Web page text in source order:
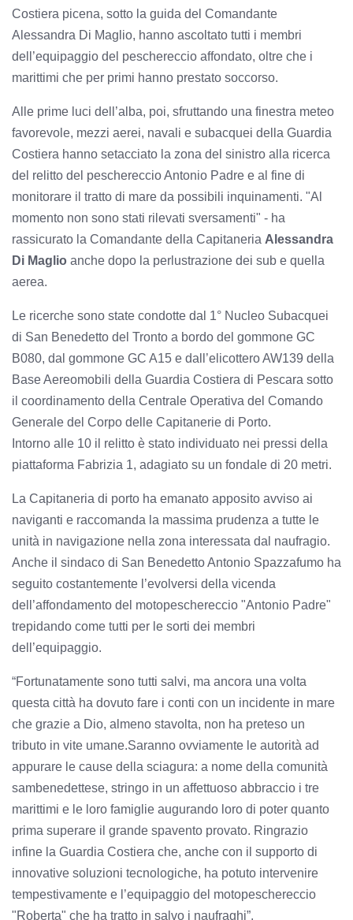
Costiera picena, sotto la guida del Comandante
Alessandra Di Maglio, hanno ascoltato tutti i membri
dell’equipaggio del peschereccio affondato, oltre che i
marittimi che per primi hanno prestato soccorso.
Alle prime luci dell’alba, poi, sfruttando una finestra meteo
favorevole, mezzi aerei, navali e subacquei della Guardia
Costiera hanno setacciato la zona del sinistro alla ricerca
del relitto del peschereccio Antonio Padre e al fine di
monitorare il tratto di mare da possibili inquinamenti. "Al
momento non sono stati rilevati sversamenti" - ha
rassicurato la Comandante della Capitaneria Alessandra
Di Maglio anche dopo la perlustrazione dei sub e quella
aerea.
Le ricerche sono state condotte dal 1° Nucleo Subacquei
di San Benedetto del Tronto a bordo del gommone GC
B080, dal gommone GC A15 e dall’elicottero AW139 della
Base Aereomobili della Guardia Costiera di Pescara sotto
il coordinamento della Centrale Operativa del Comando
Generale del Corpo delle Capitanerie di Porto.
Intorno alle 10 il relitto è stato individuato nei pressi della
piattaforma Fabrizia 1, adagiato su un fondale di 20 metri.
La Capitaneria di porto ha emanato apposito avviso ai
naviganti e raccomanda la massima prudenza a tutte le
unità in navigazione nella zona interessata dal naufragio.
Anche il sindaco di San Benedetto Antonio Spazzafumo ha
seguito costantemente l’evolversi della vicenda
dell’affondamento del motopeschereccio "Antonio Padre"
trepidando come tutti per le sorti dei membri
dell’equipaggio.
“Fortunatamente sono tutti salvi, ma ancora una volta
questa città ha dovuto fare i conti con un incidente in mare
che grazie a Dio, almeno stavolta, non ha preteso un
tributo in vite umane.Saranno ovviamente le autorità ad
appurare le cause della sciagura: a nome della comunità
sambenedettese, stringo in un affettuoso abbraccio i tre
marittimi e le loro famiglie augurando loro di poter quanto
prima superare il grande spavento provato. Ringrazio
infine la Guardia Costiera che, anche con il supporto di
innovative soluzioni tecnologiche, ha potuto intervenire
tempestivamente e l’equipaggio del motopeschereccio
"Roberta" che ha tratto in salvo i naufraghi”.